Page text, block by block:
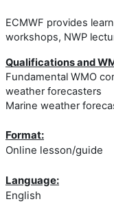
ECMWF provides
workshops, NWP
Qualifications and
Fundamental WMO
weather forecasters
Marine weather
Format:
Online lesson/guide
Language:
English